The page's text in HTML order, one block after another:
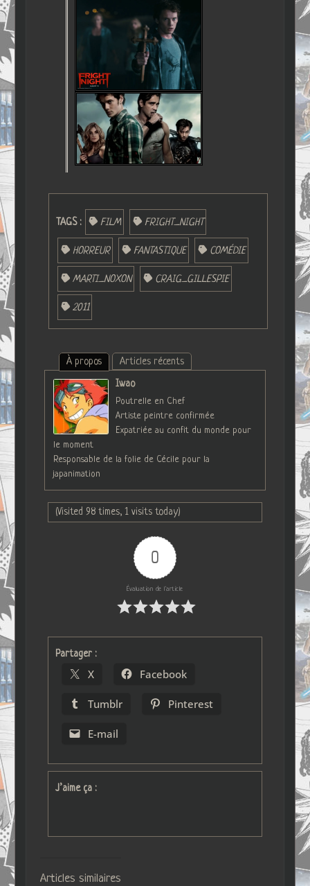
TAGS : FILM FRIGHT_NIGHT
HORREUR FANTASTIQUE COMÉDIE
MARTI_NOXON CRAIG_GILLESPIE
2011
À propos
Articles récents
Iwao
Poutrelle en Chef
Artiste peintre confirmée
Expatriée au confit du monde pour
le moment
Responsable de la folie de Cécile pour la
japanimation
(Visited 98 times, 1 visits today)
0
Évaluation de l'article
Partager :
X Facebook
Tumblr Pinterest
E-mail
J’aime ça :
Articles similaires